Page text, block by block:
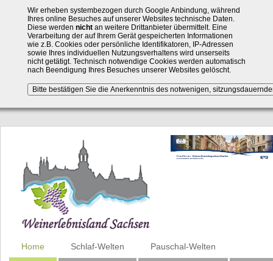
Wir erheben systembezogen durch Google Anbindung, während
Ihres online Besuches auf unserer Websites technische Daten.
Diese werden nichtan weitere Drittanbieter übermittelt. Eine
Verarbeitung der auf Ihrem Gerät gespeicherten Informationen
wie z.B. Cookies oder persönliche Identifikatoren, IP-Adressen
sowie Ihres individuellen Nutzungsverhaltens wird unserseits
nicht getätigt. Technisch notwendige Cookies werden automatisch
nach Beendigung Ihres Besuches unserer Websites gelöscht.
Navigation
überspringen
Home Schlaf-Welten Pauschal-Welten